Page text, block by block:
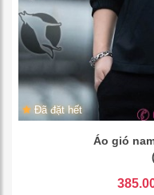
Đã đặt hết
Áo gió